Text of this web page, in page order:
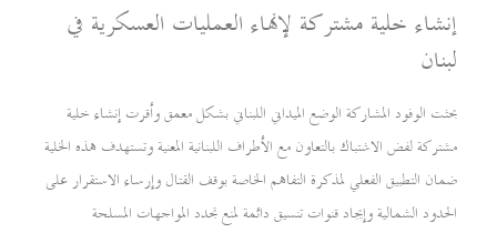
إنشاء خلية مشتركة لإنهاء العمليات العسكرية في
لبنان
بحثت الوفود المشاركة الوضع الميداني اللبناني بشكل معمق وأقرت إنشاء خلية
مشتركة لفض الاشتباك بالتعاون مع الأطراف اللبنانية المعنية وتستهدف هذه الخلية
ضمان التطبيق الفعلي لمذكرة التفاهم الخاصة بوقف القتال وإرساء الاستقرار على
الحدود الشمالية وإيجاد قنوات تنسيق دائمة لمنع تجدد المواجهات المسلحة